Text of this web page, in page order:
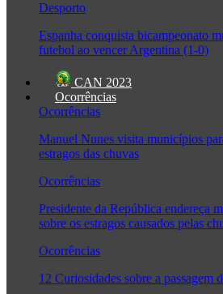
Desporto
Espanha conquista bicampeonato
futebol ao vencer Argentina (1-0)
CAN 2023
Ocorrências
Ocorrências
Manuel Nunes visita municípios
estragos das chuvas
Ocorrências
Presidente da República endereça
sobre os estragos causados pelas
Ocorrências
12 Curiosidades sobre a passagem